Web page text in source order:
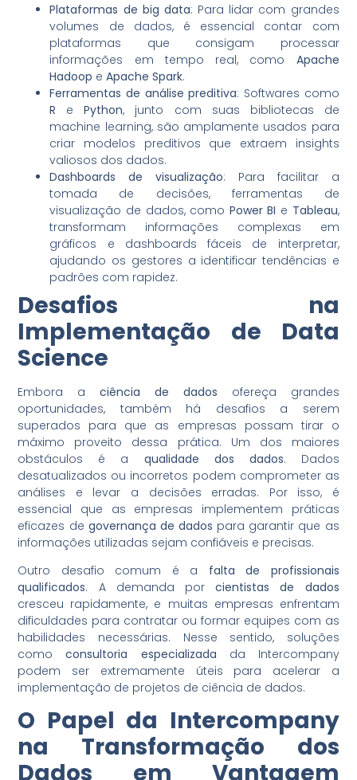
Plataformas de big data: Para lidar com grandes
volumes de dados, é essencial contar com
plataformas que consigam processar
informações em tempo real, como Apache
Hadoop eApache Spark.
Ferramentas de análise preditiva: Softwares como
R ePython, junto com suas bibliotecas de
machine learning, são amplamente usados para
criar modelos preditivos que extraem insights
valiosos dos dados.
Dashboards de visualização: Para facilitar a
tomada de decisões, ferramentas de
visualização de dados, como Power BI e Tableau,
transformam informações complexas em
gráficos e dashboards fáceis de interpretar,
ajudando os gestores a identificar tendências e
padrões com rapidez.
Desafios na
Implementação de Data
Science
Embora aciência de dados ofereça grandes
oportunidades, também há desafios a serem
superados para que as empresas possam tirar o
máximo proveito dessa prática. Um dos maiores
obstáculos é a qualidade dos dados. Dados
desatualizados ou incorretos podem comprometer as
análises e levar a decisões erradas. Por isso, é
essencial que as empresas implementem práticas
eficazes de governança de dados para garantir que as
informações utilizadas sejam confiáveis e precisas.
Outro desafio comum é a falta de profissionais
qualificados. A demanda porcientistas de dados
cresceu rapidamente, e muitas empresas enfrentam
dificuldades para contratar ou formar equipes com as
habilidades necessárias. Nesse sentido, soluções
comoconsultoria especializada da Intercompany
podem ser extremamente úteis para acelerar a
implementação de projetos de ciência de dados.
O Papel da Intercompany
na Transformação dos
Dados em Vantagem